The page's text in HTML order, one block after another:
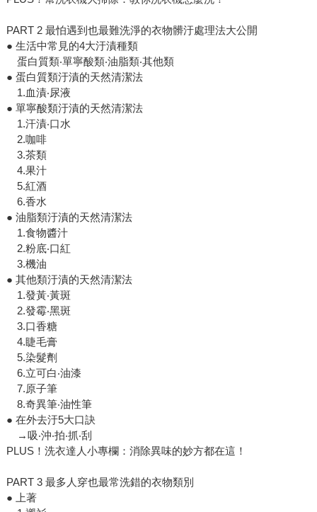
PART 2 最怕遇到也最難洗淨的衣物髒汙處理法大公開
● 生活中常見的4大汙漬種類
蛋白質類‧單寧酸類‧油脂類‧其他類
● 蛋白質類汙漬的天然清潔法
1.血漬‧尿液
● 單寧酸類汙漬的天然清潔法
1.汗漬‧口水
2.咖啡
3.茶類
4.果汁
5.紅酒
6.香水
● 油脂類汙漬的天然清潔法
1.食物醬汁
2.粉底‧口紅
3.機油
● 其他類汙漬的天然清潔法
1.發黃‧黃斑
2.發霉‧黑斑
3.口香糖
4.睫毛膏
5.染髮劑
6.立可白‧油漆
7.原子筆
8.奇異筆‧油性筆
● 在外去汙5大口訣
→吸‧沖‧拍‧抓‧刮
PLUS！洗衣達人小專欄：消除異味的妙方都在這！
PART 3 最多人穿也最常洗錯的衣物類別
● 上著